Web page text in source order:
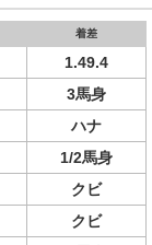
着差
1.49.4
3馬身
ハナ
1/2馬身
クビ
クビ